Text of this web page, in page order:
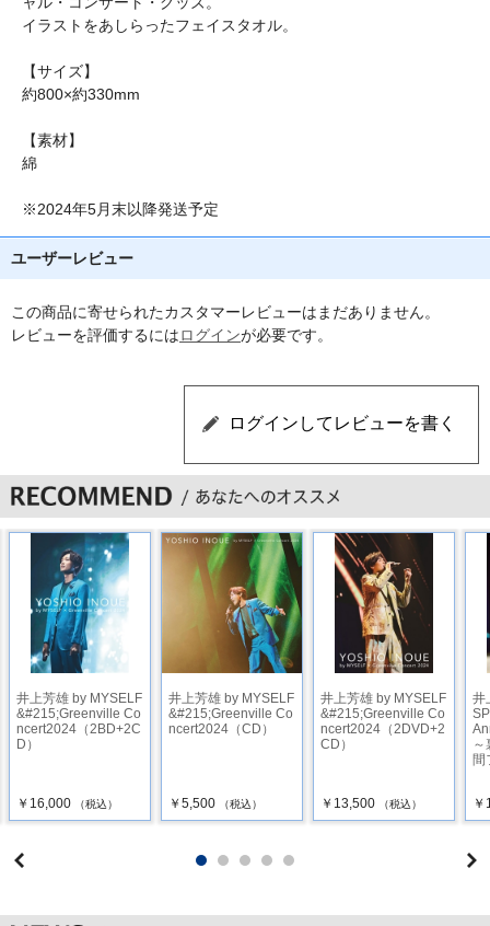
イラストをあしらったフェイスタオル。
【サイズ】
約800×約330mm
【素材】
綿
※2024年5月末以降発送予定
ユーザーレビュー
この商品に寄せられたカスタマーレビューはまだありません。
レビューを評価するにはログインが必要です。
井上芳雄 by MYSELF
&#215;Greenville Co
ncert2024（2BD+2C
D）
￥16,000 （税込）
井上芳雄 by MYSELF
&#215;Greenville Co
ncert2024（CD）
￥5,500 （税込）
井上芳雄 by MYSELF
&#215;Greenville Co
ncert2024（2DVD+2
CD）
￥13,500 （税込）
井
～
間